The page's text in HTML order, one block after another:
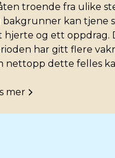
troende fra ulike
bakgrunner kan tjene
hjerte og ett oppdrag.
har gitt flere
nettopp dette felles
mer